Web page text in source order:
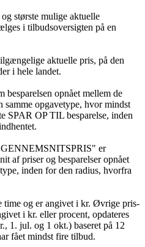
største mulige aktuelle
i tilbudsoversigten på en
aktuelle pris, på den
i hele landet.
opnået mellem de
samme opgavetype, hvor mindst
SPAR OP TIL besparelse, inden
er
af priser og besparelser opnået
inden for den radius, hvorfra
time og er angivet i kr. Øvrige pris-
i kr. eller procent, opdateres
1. jul. og 1 okt.) baseret på 12
fået mindst fire tilbud.